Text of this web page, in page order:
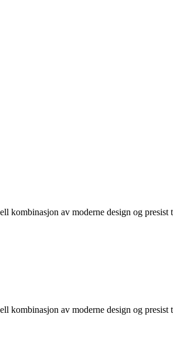
av moderne design og presist
av moderne design og presist